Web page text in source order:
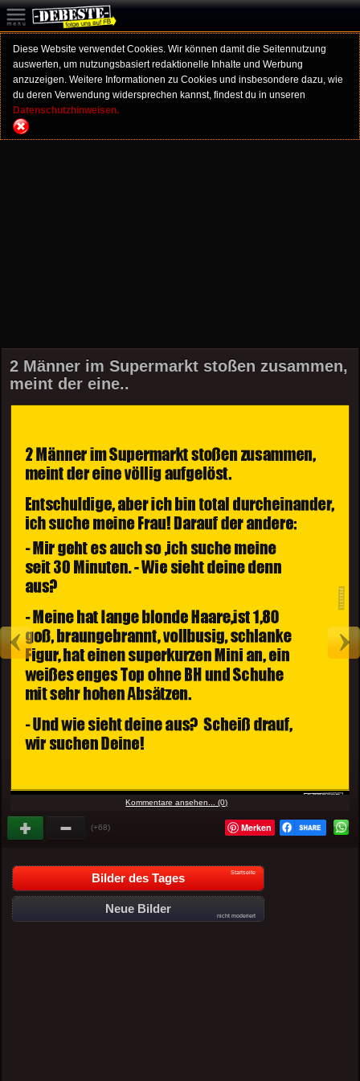
Diese Website verwendet Cookies. Wir können damit die Seitennutzung
auswerten, um nutzungsbasiert redaktionelle Inhalte und Werbung
anzuzeigen. Weitere Informationen zu Cookies und insbesondere dazu, wie
du deren Verwendung widersprechen kannst, findest du in unseren
Datenschutzhinweisen.
2 Männer im Supermarkt stoßen zusammen,
meint der eine..
Kommentare ansehen... (0)
(+68) Merken
Bilder des Tages Startseite
Neue Bilder
nicht moderiert